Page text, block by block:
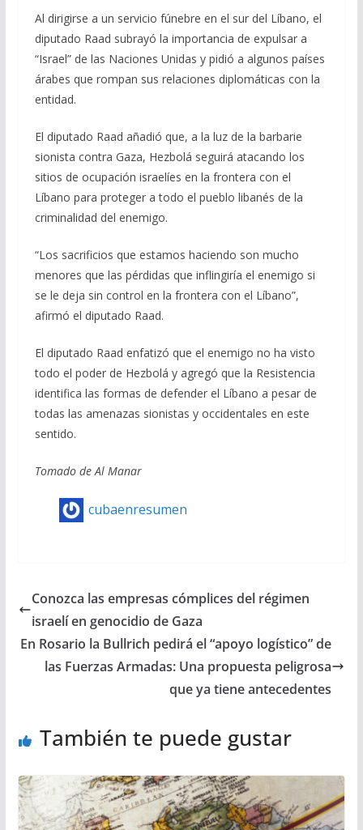
Al dirigirse a un servicio fúnebre en el sur del Líbano, el
diputado Raad subrayó la importancia de expulsar a
“Israel” de las Naciones Unidas y pidió a algunos países
árabes que rompan sus relaciones diplomáticas con la
entidad.
El diputado Raad añadió que, a la luz de la barbarie
sionista contra Gaza, Hezbolá seguirá atacando los
sitios de ocupación israelíes en la frontera con el
Líbano para proteger a todo el pueblo libanés de la
criminalidad del enemigo.
“Los sacrificios que estamos haciendo son mucho
menores que las pérdidas que inflingiría el enemigo si
se le deja sin control en la frontera con el Líbano”,
afirmó el diputado Raad.
El diputado Raad enfatizó que el enemigo no ha visto
todo el poder de Hezbolá y agregó que la Resistencia
identifica las formas de defender el Líbano a pesar de
todas las amenazas sionistas y occidentales en este
sentido.
Tomado de Al Manar
cubaenresumen
Conozca las empresas cómplices del régimen
israelí en genocidio de Gaza
En Rosario la Bullrich pedirá el “apoyo logístico” de
las Fuerzas Armadas: Una propuesta peligrosa
que ya tiene antecedentes
También te puede gustar